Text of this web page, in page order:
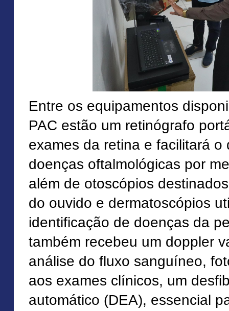
Entre os equipamentos
PAC estão um retinógrafo
exames da retina e facilitará o
doenças oftalmológicas por
além de otoscópios
do ouvido e dermatoscópios
identificação de doenças da
também recebeu um doppler
análise do fluxo sanguíneo,
aos exames clínicos, um
automático (DEA), essencial